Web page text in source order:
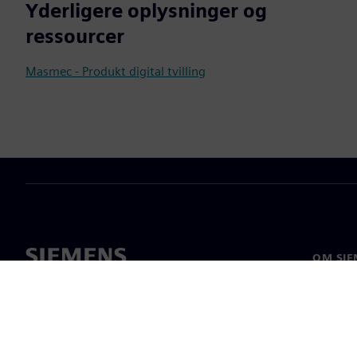
Yderligere oplysninger og
ressourcer
Masmec - Produkt digital tvilling
OM